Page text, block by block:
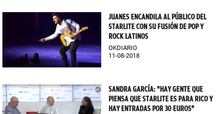
JUANES ENCANDILA AL PÚBLICO DEL
STARLITE CON SU FUSIÓN DE POP Y
ROCK LATINOS
OKDIARIO
11-08-2018
SANDRA GARCÍA: "HAY GENTE QUE
PIENSA QUE STARLITE ES PARA RICO Y
HAY ENTRADAS POR 30 EUROS"